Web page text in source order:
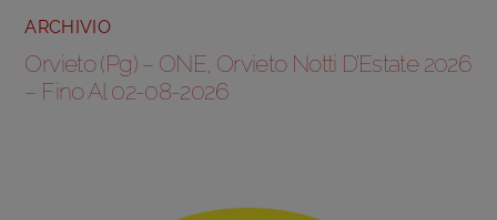
ARCHIVIO
Orvieto (Pg) – ONE, Orvieto Notti D’Estate 2026
– Fino Al 02-08-2026